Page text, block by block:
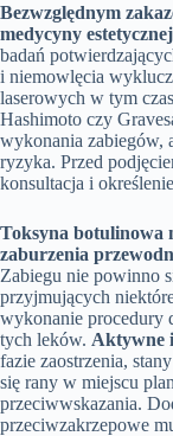
Bezwzględnym
medycyny
badań
i niemowlęcia
laserowych w tym
Hashimoto czy
wykonania zabiegów,
ryzyka. Przed
konsultacja i
Toksyna botulinowa
zaburzenia
Zabiegu nie powinno
przyjmujących
wykonanie procedury
tych leków. Aktywne
fazie zaostrzenia,
się rany w miejscu
przeciwwskazania.
przeciwzakrzepowe